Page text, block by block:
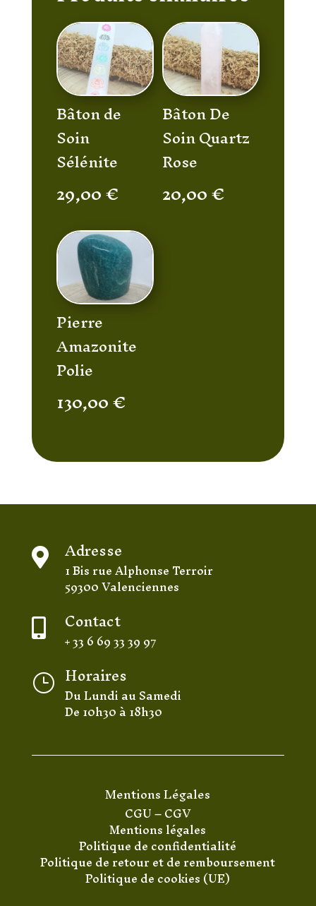
Bâton de
Soin
Sélénite
29,00€
Bâton De
Soin Quartz
Rose
20,00€
Pierre
Amazonite
Polie
130,00€
 Adresse
1 Bis rue Alphonse Terroir
59300 Valenciennes
 Contact
+ 33 6 69 33 39 97
} Horaires
Du Lundi au Samedi
De 10h30 à 18h30
Mentions Légales
CGU–CGV
Mentions légales
Politique de confidentialité
Politique de retour et de remboursement
Politique de cookies (UE)